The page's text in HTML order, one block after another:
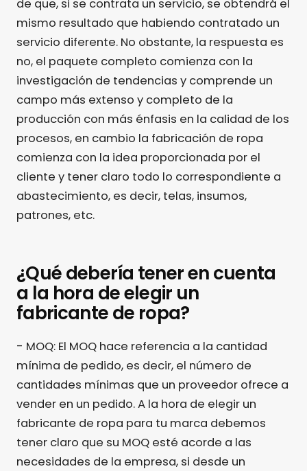
de que, si se contrata un servicio, se obtendrá el
mismo resultado que habiendo contratado un
servicio diferente. No obstante, la respuesta es
no, el paquete completo comienza con la
investigación de tendencias y comprende un
campo más extenso y completo de la
producción con más énfasis en la calidad de los
procesos, en cambio la fabricación de ropa
comienza con la idea proporcionada por el
cliente y tener claro todo lo correspondiente a
abastecimiento, es decir, telas, insumos,
patrones, etc.
¿Qué debería tener en cuenta
a la hora de elegir un
fabricante de ropa?
- MOQ: El MOQ hace referencia a la cantidad
mínima de pedido, es decir, el número de
cantidades mínimas que un proveedor ofrece a
vender en un pedido. A la hora de elegir un
fabricante de ropa para tu marca debemos
tener claro que su MOQ esté acorde a las
necesidades de la empresa, si desde un